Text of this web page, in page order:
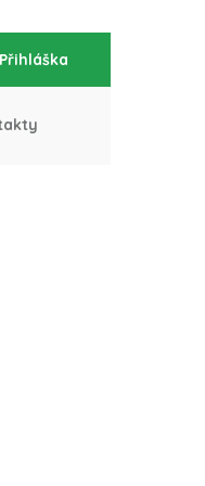
Přihláška